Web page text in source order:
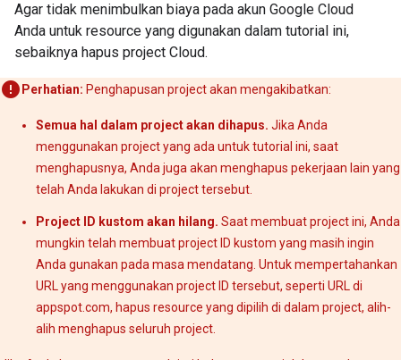
Agar tidak menimbulkan biaya pada akun Google Cloud
Anda untuk resource yang digunakan dalam tutorial ini,
sebaiknya hapus project Cloud.
Perhatian: Penghapusan project akan mengakibatkan:
Semua hal dalam project akan dihapus. Jika Anda
menggunakan project yang ada untuk tutorial ini, saat
menghapusnya, Anda juga akan menghapus pekerjaan lain yang
telah Anda lakukan di project tersebut.
Project ID kustom akan hilang. Saat membuat project ini, Anda
mungkin telah membuat project ID kustom yang masih ingin
Anda gunakan pada masa mendatang. Untuk mempertahankan
URL yang menggunakan project ID tersebut, seperti URL di
appspot.com, hapus resource yang dipilih di dalam project, alih-
alih menghapus seluruh project.